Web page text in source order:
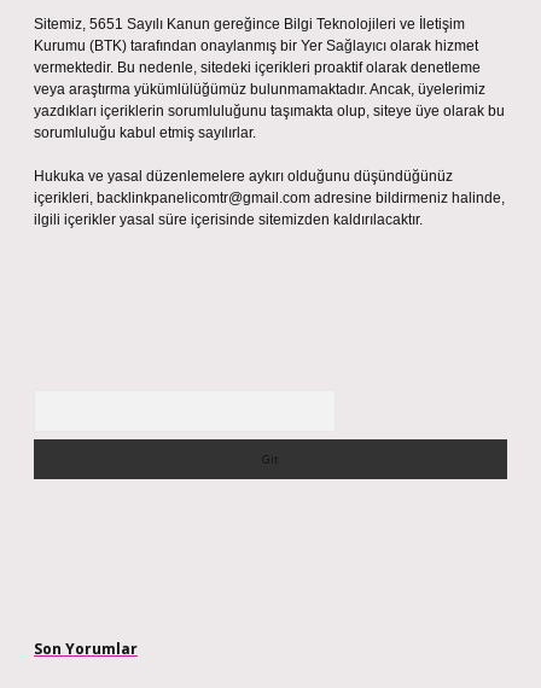
Sitemiz, 5651 Sayılı Kanun gereğince Bilgi Teknolojileri ve İletişim
Kurumu (BTK) tarafından onaylanmış bir Yer Sağlayıcı olarak hizmet
vermektedir. Bu nedenle, sitedeki içerikleri proaktif olarak denetleme
veya araştırma yükümlülüğümüz bulunmamaktadır. Ancak, üyelerimiz
yazdıkları içeriklerin sorumluluğunu taşımakta olup, siteye üye olarak bu
sorumluluğu kabul etmiş sayılırlar.
Hukuka ve yasal düzenlemelere aykırı olduğunu düşündüğünüz
içerikleri, backlinkpanelicomtr@gmail.com adresine bildirmeniz halinde,
ilgili içerikler yasal süre içerisinde sitemizden kaldırılacaktır.
Son Yorumlar